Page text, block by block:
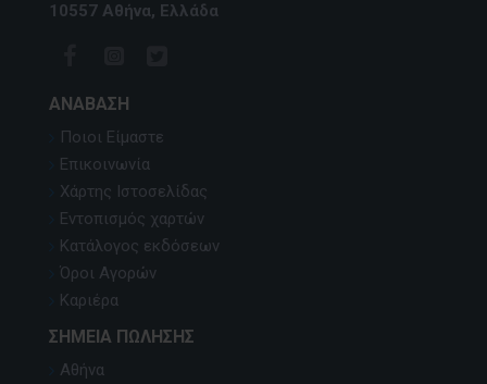
10557 Αθήνα, Ελλάδα
ΑΝΆΒΑΣΗ
Ποιοι Είμαστε
Επικοινωνία
Χάρτης Ιστοσελίδας
Εντοπισμός χαρτών
Κατάλογος εκδόσεων
Όροι Αγορών
Καριέρα
ΣΗΜΕΊΑ ΠΏΛΗΣΗΣ
Αθήνα